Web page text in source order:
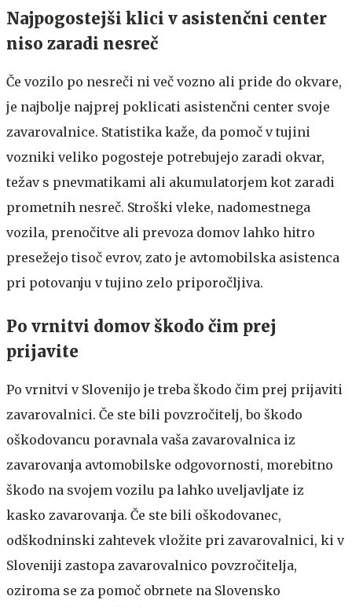
Najpogostejši klici v asistenčni center
niso zaradi nesreč
Če vozilo po nesreči ni več vozno ali pride do okvare,
je najbolje najprej poklicati asistenčni center svoje
zavarovalnice. Statistika kaže, da pomoč v tujini
vozniki veliko pogosteje potrebujejo zaradi okvar,
težav s pnevmatikami ali akumulatorjem kot zaradi
prometnih nesreč. Stroški vleke, nadomestnega
vozila, prenočitve ali prevoza domov lahko hitro
presežejo tisoč evrov, zato je avtomobilska asistenca
pri potovanju v tujino zelo priporočljiva.
Po vrnitvi domov škodo čim prej
prijavite
Po vrnitvi v Slovenijo je treba škodo čim prej prijaviti
zavarovalnici. Če ste bili povzročitelj, bo škodo
oškodovancu poravnala vaša zavarovalnica iz
zavarovanja avtomobilske odgovornosti, morebitno
škodo na svojem vozilu pa lahko uveljavljate iz
kasko zavarovanja. Če ste bili oškodovanec,
odškodninski zahtevek vložite pri zavarovalnici, ki v
Sloveniji zastopa zavarovalnico povzročitelja,
oziroma se za pomoč obrnete na Slovensko